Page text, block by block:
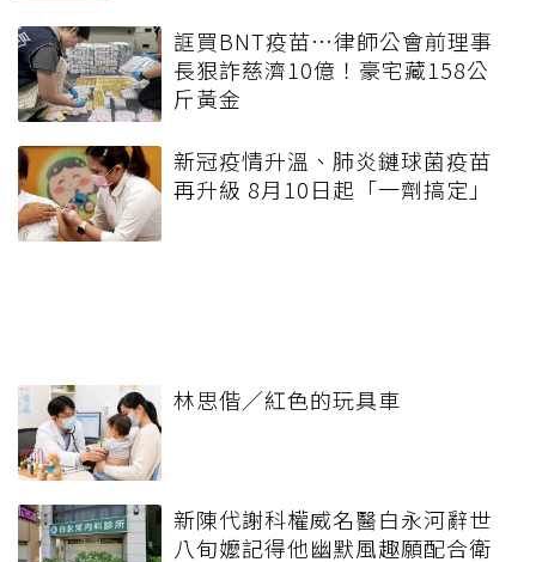
誆買BNT疫苗…律師公會前理事
長狠詐慈濟10億！豪宅藏158公
斤黃金
新冠疫情升溫、肺炎鏈球菌疫苗
再升級 8月10日起「一劑搞定」
林思偕／紅色的玩具車
新陳代謝科權威名醫白永河辭世
八旬嬤記得他幽默風趣願配合衛